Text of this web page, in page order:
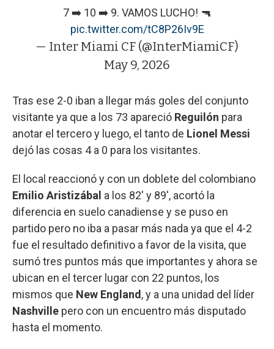
7 ➡️ 10 ➡️ 9. VAMOS LUCHO! 🔫
pic.twitter.com/tC8P26Iv9E
— Inter Miami CF (@InterMiamiCF)
May 9, 2026
Tras ese 2-0 iban a llegar más goles del conjunto
visitante ya que a los 73 apareció Reguilón para
anotar el tercero y luego, el tanto de Lionel Messi
dejó las cosas 4 a 0 para los visitantes.
El local reaccionó y con un doblete del colombiano
Emilio Aristizábal a los 82' y 89', acortó la
diferencia en suelo canadiense y se puso en
partido pero no iba a pasar más nada ya que el 4-2
fue el resultado definitivo a favor de la visita, que
sumó tres puntos más que importantes y ahora se
ubican en el tercer lugar con 22 puntos, los
mismos que New England , y a una unidad del líder
Nashville pero con un encuentro más disputado
hasta el momento.